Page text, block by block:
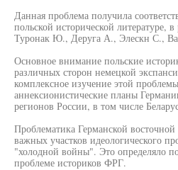
Данная проблема получила
польской исторической литературе, в
Туронак Ю., Деруга А., Элескн С.,
Основное внимание польские
различных сторон немецкой
комплексное изучение этой
аннексионистические планы
регионов России, в том числе
Проблематика Германской
важных участков идеологического
"холодной войны". Это определяло
проблеме историков ФРГ.